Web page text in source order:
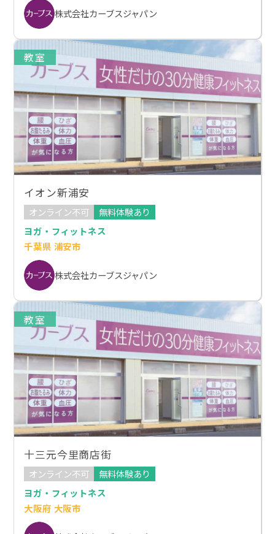
株式会社カーブスジャパン
教室
イオン新浦安
オンライン不可
無料体験あり
ヨガ・フィットネス
千葉県 浦安市
株式会社カーブスジャパン
教室
十三元今里商店街
オンライン不可
無料体験あり
ヨガ・フィットネス
大阪府 大阪市